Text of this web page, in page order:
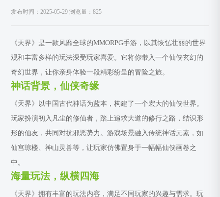
发布时间：2025-05-29 浏览量：825
《天界》是一款风靡全球的MMORPG手游，以其恢弘壮丽的世界
观和丰富多样的玩法深受玩家喜爱。它将你带入一个仙侠玄幻的
奇幻世界，让你亲身体验一段精彩纷呈的冒险之旅。
神话背景，仙侠奇缘
《天界》以中国古代神话为蓝本，构建了一个宏大的仙侠世界。
玩家扮演初入凡尘的修仙者，踏上追求大道的修行之路，结识形
形的仙友，共同对抗邪恶势力。游戏场景融入传统神话元素，如
仙宫琼楼、神山灵兽等，让玩家仿佛置身于一幅幅仙侠画卷之
中。
海量玩法，纵横四海
《天界》拥有丰富的玩法内容，满足不同玩家的兴趣与需求。玩